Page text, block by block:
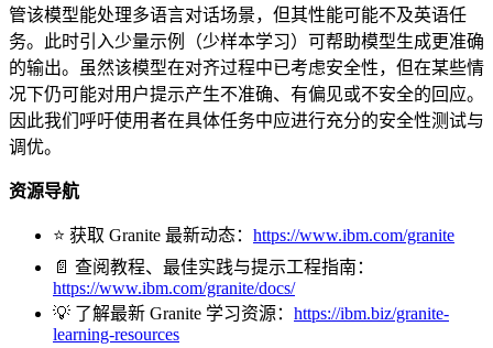
管该模型能处理多语言对话场景，但其性能可能不及英语任
务。此时引入少量示例（少样本学习）可帮助模型生成更准确
的输出。虽然该模型在对齐过程中已考虑安全性，但在某些情
况下仍可能对用户提示产生不准确、有偏见或不安全的回应。
因此我们呼吁使用者在具体任务中应进行充分的安全性测试与
调优。
资源导航
⭐️ 获取 Granite 最新动态： https://www.ibm.com/granite
📄 查阅教程、最佳实践与提示工程指南：
https://www.ibm.com/granite/docs/
💡 了解最新 Granite 学习资源： https://ibm.biz/granite-
learning-resources